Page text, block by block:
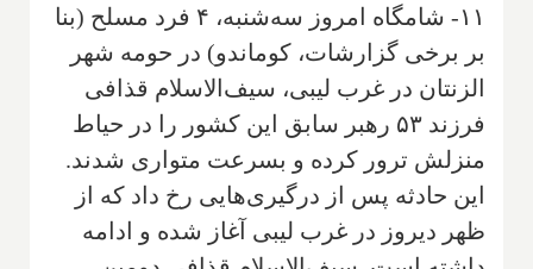
۱۱- شامگاه امروز سه‌شنبه، ۴ فرد مسلح (بنا
بر برخی گزارشات، کوماندو) در حومه شهر
الزنتان در غرب لیبی، سیف‌الاسلام قذافی
فرزند ۵۳ رهبر سابق این کشور را در حیاط
منزلش ترور کرده و بسرعت متواری شدند.
این حادثه پس از درگیری‌هایی رخ داد که از
ظهر دیروز در غرب لیبی آغاز شده و ادامه